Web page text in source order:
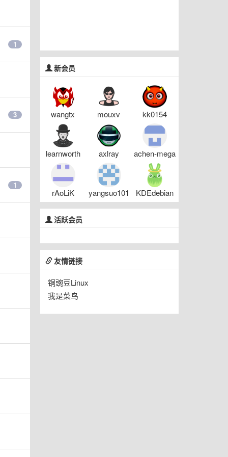
1
3
1
新会员
wangtx mouxv kk0154
learnworth axlray achen-mega
rAoLiK yangsuo101 KDEdebian
活跃会员
友情链接
铜豌豆Linux
我是菜鸟